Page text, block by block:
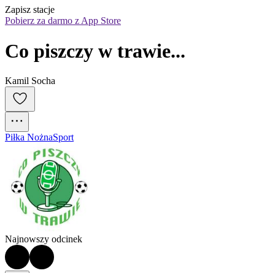
Zapisz stacje
Pobierz za darmo z App Store
Co piszczy w trawie...
Kamil Socha
Piłka NożnaSport
Najnowszy odcinek